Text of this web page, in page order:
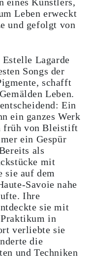
Leben erweckt
und gefolgt von
Lagarde
Songs der
schafft
Leben.
Ein
ein ganzes Werk
früh von Bleistift
ein Gespür
als
mit
sie auf dem
Savoie nahe
Ihre
sie mit
in
verliebte sie
die
und Techniken